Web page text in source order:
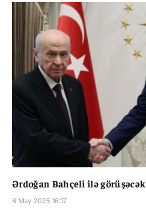
Ərdoğan Bahçeli ilə görüşəcək
6 May 2025 16:17